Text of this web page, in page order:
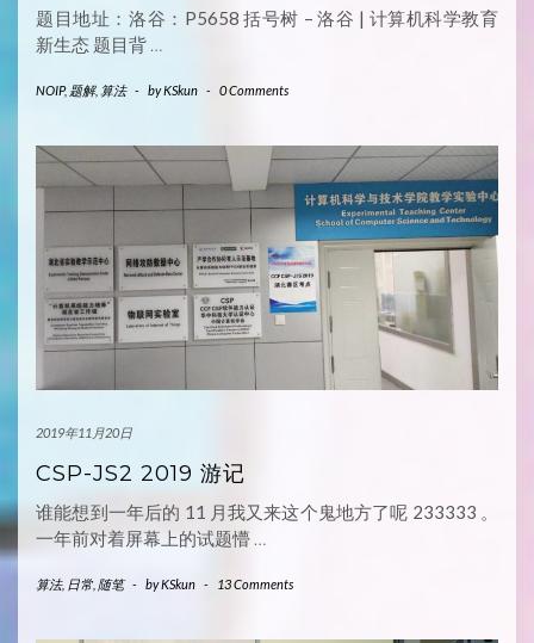
题目地址：洛谷：P5658 括号树 – 洛谷 | 计算机科学教育
新生态 题目背 …
NOIP, 题解, 算法 - byKSkun - 0 Comments
2019年11月20日
CSP-JS2 2019 游记
谁能想到一年后的 11 月我又来这个鬼地方了呢 233333 。
一年前对着屏幕上的试题懵
算法, 日常, 随笔 - byKSkun - 13 Comments